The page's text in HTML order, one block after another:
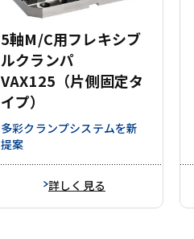
5軸M/C用フレキシブ
ルクランパ
VAX125（片側固定タ
イプ）
多彩クランプシステムを新
提案
詳しく見る